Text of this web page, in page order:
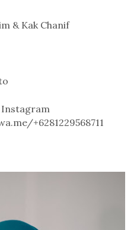
& Kak Chanif
Instagram
+6281229568711